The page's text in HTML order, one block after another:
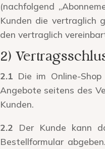
(nachfolgend
Kunden die vertraglich
den vertraglich
2)
2.1 Die im Online-
Angebote seitens des
Kunden.
2.2 Der Kunde kann
Bestellformular